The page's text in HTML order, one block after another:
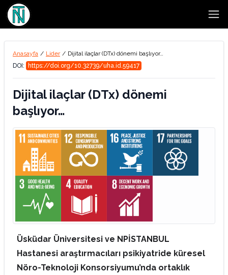
Anasayfa / Lider /
Dijital ilaçlar (DTx) dönemi başlıyor…
DOI:
https://doi.org/10.32739/uha.id.59417
Dijital ilaçlar (DTx) dönemi
başlıyor…
Üsküdar Üniversitesi ve NPİSTANBUL
Hastanesi araştırmacıları psikiyatride küresel
Nöro-Teknoloji Konsorsiyumu’nda ortaklık